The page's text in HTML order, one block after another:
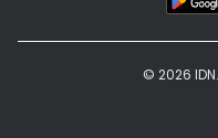
© 2026